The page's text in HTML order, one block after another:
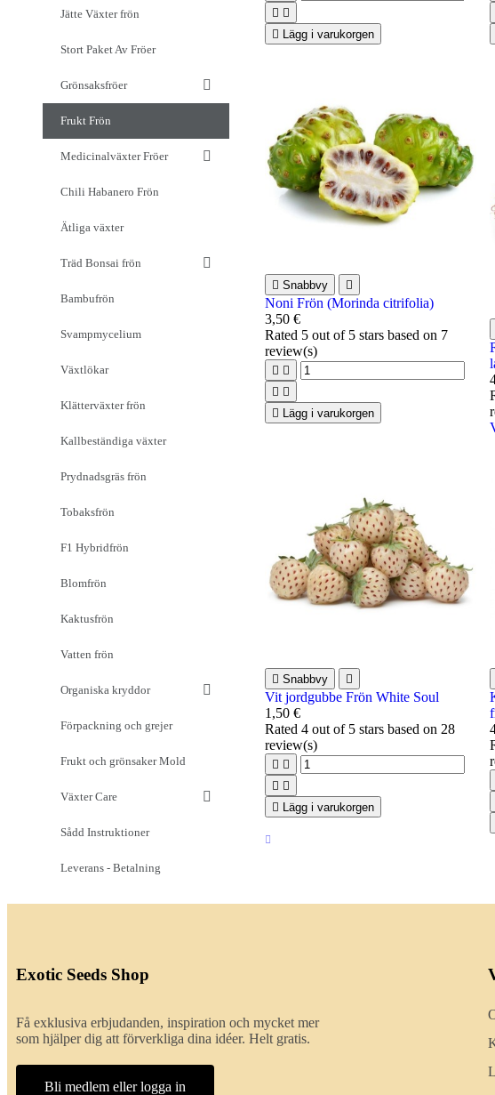
Jätte Växter frön
Stort Paket Av Fröer
Grönsaksfröer
Frukt Frön
Medicinalväxter Fröer
Chili Habanero Frön
Ätliga växter
Träd Bonsai frön
Bambufrön
Svampmycelium
Växtlökar
Klätterväxter frön
Kallbeständiga växter
Prydnadsgräs frön
Tobaksfrön
F1 Hybridfrön
Blomfrön
Kaktusfrön
Vatten frön
Organiska kryddor
Förpackning och grejer
Frukt och grönsaker Mold
Växter Care
Sådd Instruktioner
Leverans - Betalning
 
 Lägg i varukorgen
 Snabbvy 
Noni Frön (Morinda citrifolia)
3,50 €
Rated 5out of 5 stars based on 7
review(s)
 
 
 Lägg i varukorgen
 Snabbvy 
Vit jordgubbe Frön White Soul
1,50 €
Rated 4out of 5 stars based on 28
review(s)
 
 
 Lägg i varukorgen
Exotic Seeds Shop
Få exklusiva erbjudanden, inspiration och mycket mer
som hjälper dig att förverkliga dina idéer. Helt gratis.
Bli medlem eller logga in